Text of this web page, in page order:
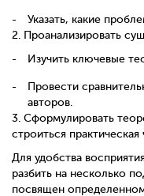
Указать, какие
2. Проанализировать
Изучить ключевые
Провести
авторов.
3. Сформулировать
строиться практическая
Для удобства
разбить на несколько
посвящен